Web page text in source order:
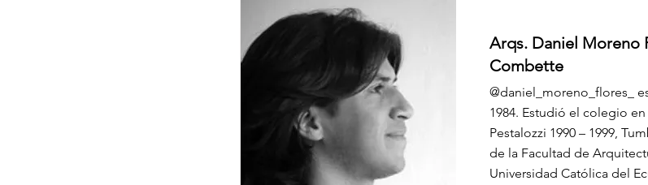
Arqs. Daniel Moreno
Combette
@daniel_moreno_flores_
1984. Estudió el colegio
Pestalozzi 1990 – 1999,
de la Facultad de
Universidad Católica del